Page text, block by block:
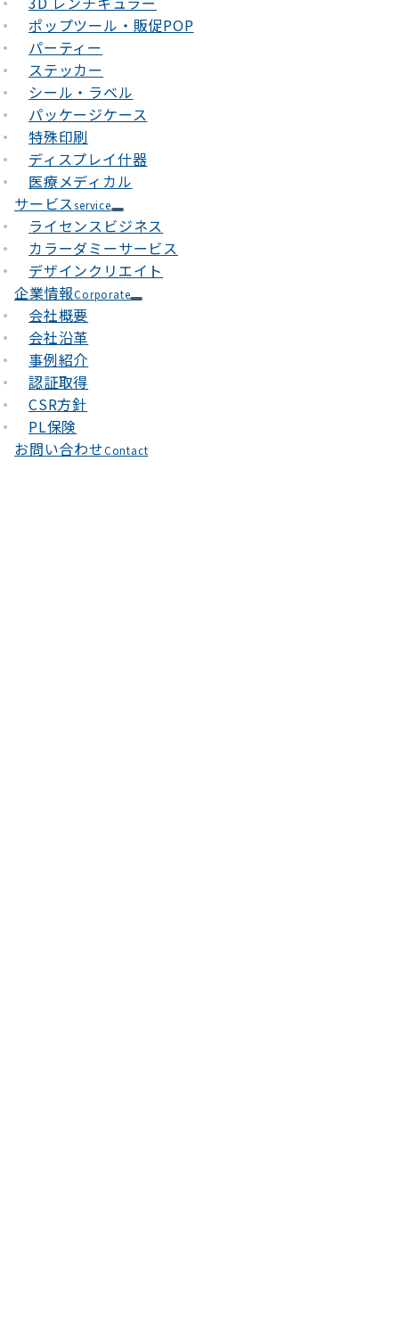
ポップツール・販促POP
パーティー
ステッカー
シール・ラベル
パッケージケース
特殊印刷
ディスプレイ什器
医療メディカル
サービスservice
ライセンスビジネス
カラーダミーサービス
デザインクリエイト
企業情報Corporate
会社概要
会社沿革
事例紹介
認証取得
CSR方針
PL保険
お問い合わせContact